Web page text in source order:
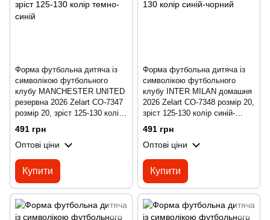
Форма футбольна дитяча із
символікою футбольного
клубу MANCHESTER UNITED
резервна 2026 Zelart CO-7347
розмір 20, зріст 125-130 колір
темно-синій
491 грн
Оптові ціни
Купити
Форма футбольна дитяча із
символікою футбольного
клубу INTER MILAN домашня
2026 Zelart CO-7348 розмір 20,
зріст 125-130 колір синій-
чорний
491 грн
Оптові ціни
Купити